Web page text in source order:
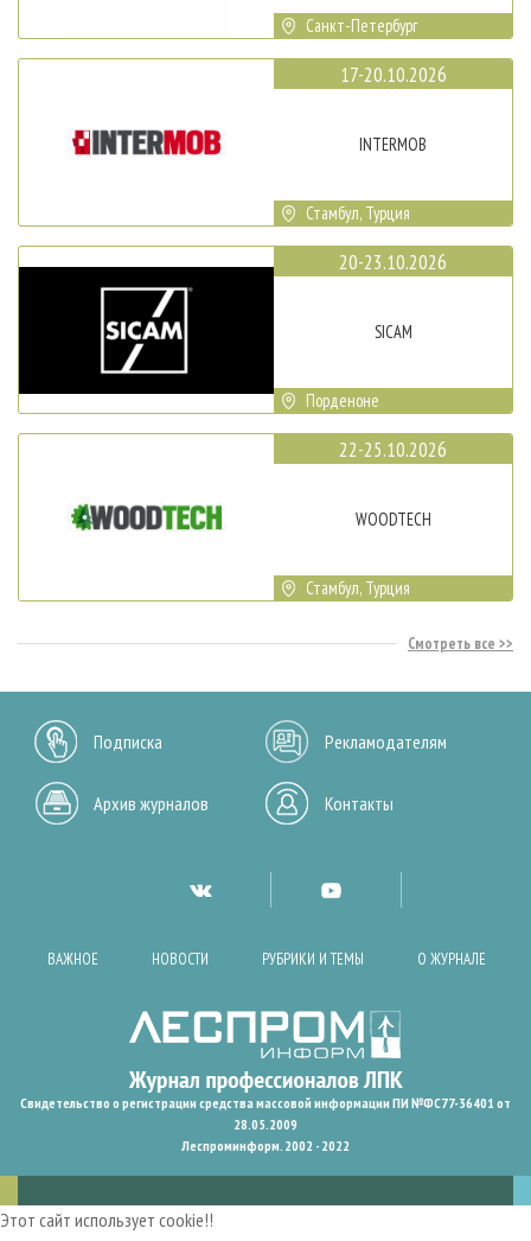
Санкт-Петербург
17-20.10.2026
INTERMOB
Стамбул, Турция
20-23.10.2026
SICAM
Порденоне
22-25.10.2026
WOODTECH
Стамбул, Турция
Смотреть все
Подписка Рекламодателям
Архив журналов Контакты
ВАЖНОЕ НОВОСТИ РУБРИКИ И ТЕМЫ О ЖУРНАЛЕ
Свидетельство о регистрации средства массовой информации ПИ №ФС77-36401 от
28.05.2009
Леспроминформ. 2002 - 2022
Этот сайт использует cookie!!